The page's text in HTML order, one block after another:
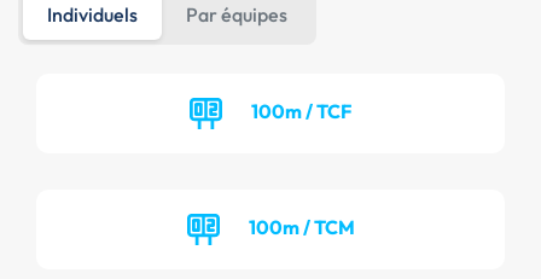
Individuels Par équipes
100m / TCF
100m / TCM